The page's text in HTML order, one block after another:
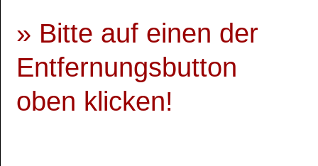
» Bitte auf einen der
Entfernungsbutton
oben klicken!